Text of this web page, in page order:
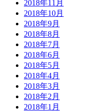
2018年11月
2018年10月
2018年9月
2018年8月
2018年7月
2018年6月
2018年5月
2018年4月
2018年3月
2018年2月
2018年1月